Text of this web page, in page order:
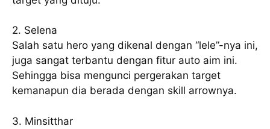
2. Selena
Salah satu hero yang dikenal dengan “lele”-nya ini,
juga sangat terbantu dengan fitur auto aim ini.
Sehingga bisa mengunci pergerakan target
kemanapun dia berada dengan skill arrownya.
3. Minsitthar